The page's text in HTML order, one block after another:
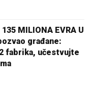
MILIONA EVRA U
građane:
fabrika, učestvujte